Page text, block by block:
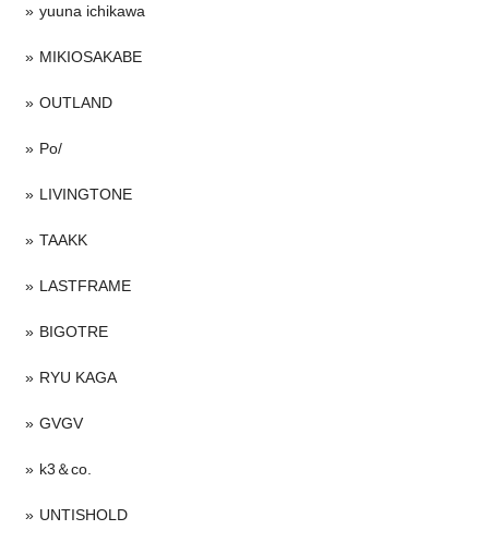
yuuna ichikawa
MIKIOSAKABE
OUTLAND
Po/
LIVINGTONE
TAAKK
LASTFRAME
BIGOTRE
RYU KAGA
GVGV
k3＆co.
UNTISHOLD